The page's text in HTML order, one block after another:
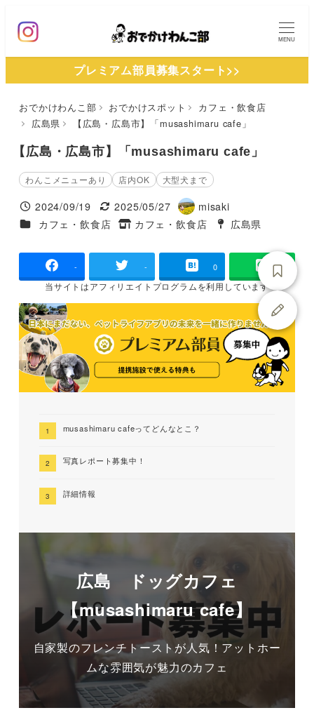
ン
MENU
プレミアム部員募集スタート>>
おでかけわんこ部 おでかけスポット
カフェ・飲食店
広島県
【広島・広島市】「musashimaru cafe」
【広島・広島市】「musashimaru cafe」
わんこメニューあり 店内OK 大型犬まで
投稿日
2024/09/19
更新日
2025/05/27
著
者
misaki
施設ジャンル
カフェ・飲食店
タグ
カフェ・飲食店
タグ
広島県
- - 0
当サイトはアフィリエイトプログラムを利用しています
musashimaru cafeってどんなとこ？
写真レポート募集中！
詳細情報
広島 ドッグカフェ
【musashimaru cafe】
自家製のフレンチトーストが人気！アットホー
ムな雰囲気が魅力のカフェ